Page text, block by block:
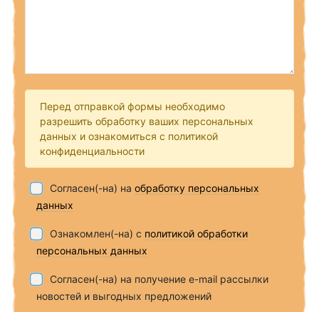
Перед отправкой формы необходимо
разрешить обработку ваших персональных
данных и ознакомиться с политикой
конфиденциальности
Согласен(-на) на обработку персональных
данных
Ознакомлен(-на) с политикой обработки
персональных данных
Согласен(-на) на получение e-mail рассылки
новостей и выгодных предложений